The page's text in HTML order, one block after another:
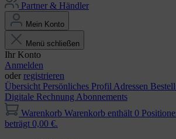
Partner & Händler
Mein Konto
Menü schließen
Ihr Konto
Anmelden
oder registrieren
Übersicht Persönliches Profil Adressen
Digitale Rechnung Abonnements
Warenkorb Warenkorb enthält 0
beträgt 0,00 €.